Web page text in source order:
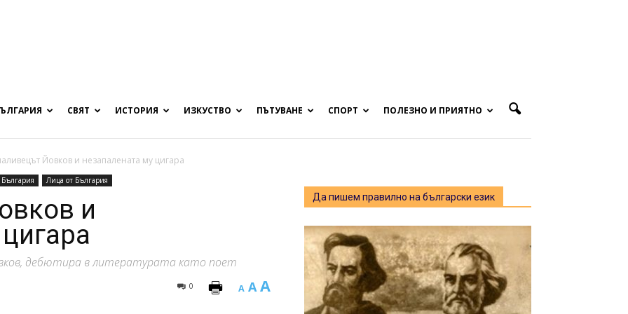
СВЯТ ИСТОРИЯ ИЗКУСТВО ПЪТУВАНЕ СПОРТ ПОЛЕЗНО И ПРИЯТНО
Йовков и незапалената му цигара
България Лица от България
и
дебютира в литературата като поет
A A A
0
Да пишем правилно на български език